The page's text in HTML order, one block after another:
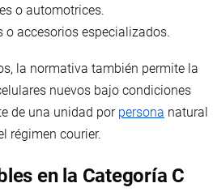
o automotrices.
o accesorios especializados.
la normativa también permite la
nuevos bajo condiciones
de una unidad por persona natural
régimen courier.
en la Categoría C